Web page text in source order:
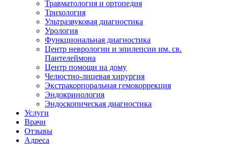
Травматология и ортопедия
Трихология
Ультразвуковая диагностика
Урология
Функциональная диагностика
Центр неврологии и эпилепсии им. св.
Пантелеймона
Центр помощи на дому
Челюстно-лицевая хирургия
Экстракорпоральная гемокоррекция
Эндокринология
Эндоскопическая диагностика
Услуги
Врачи
Отзывы
Адреса